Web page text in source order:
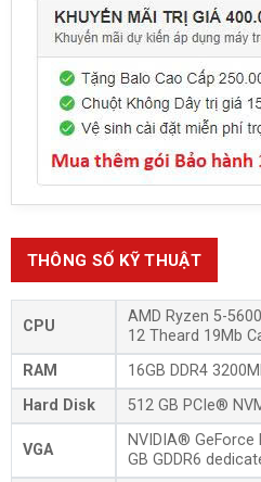
THÔNG SỐ KỸ THUẬT
CPU
AMD Ryzen 5-
12 Theard 19Mb
RAM
16GB DDR4
Hard Disk
512 GB PCIe®
VGA
NVIDIA® GeForce
GB GDDR6